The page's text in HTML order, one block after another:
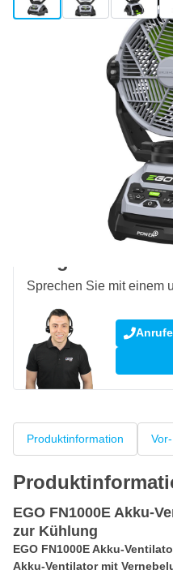
In Kürze wieder lieferbar
€ inkl. MwSt
Halte mich
Kostenlos geliefert ab
Rückgaberecht
Kundenrezensionen:
Sprechen Sie mit einem
Produktinformation
EGO FN1000E Akku-
zur Kühlung
EGO FN1000E Akku-
Akku-Ventilator mit